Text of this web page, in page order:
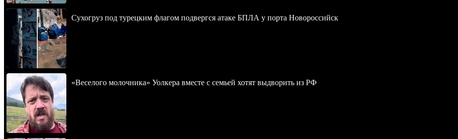
Сухогруз под турецким флагом подвергся атаке БПЛА у порта Новороссийск
«Веселого молочника» Уолкера вместе с семьей хотят выдворить из РФ